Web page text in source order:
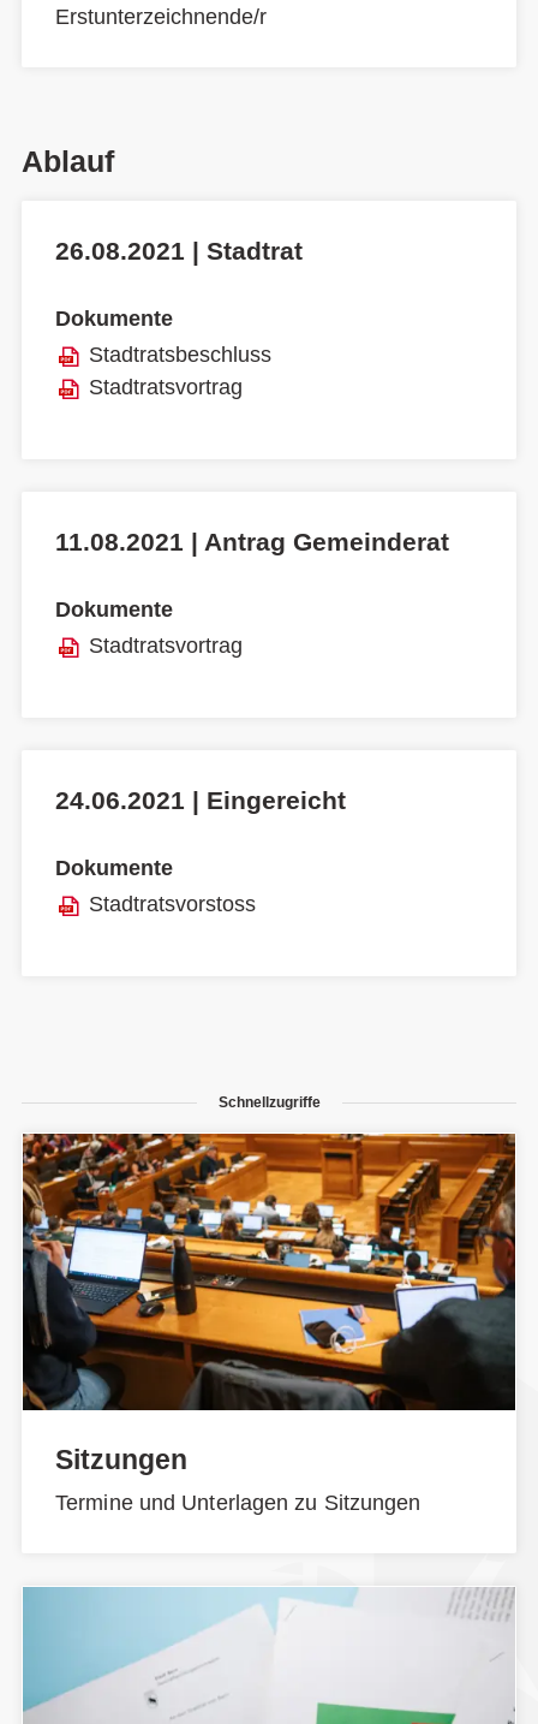
Erstunterzeichnende/r
Ablauf
26.08.2021 | Stadtrat
Dokumente
Stadtratsbeschluss
Stadtratsvortrag
11.08.2021 | Antrag Gemeinderat
Dokumente
Stadtratsvortrag
24.06.2021 | Eingereicht
Dokumente
Stadtratsvorstoss
Schnellzugriffe
Sitzungen
Termine und Unterlagen zu Sitzungen